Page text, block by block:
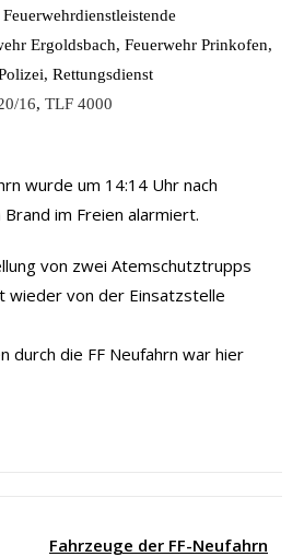
Feuerwehrdienstleistende
Ergoldsbach, Feuerwehr Prinkofen,
Rettungsdienst
16, TLF 4000
wurde um 14:14 Uhr nach
im Freien alarmiert.
von zwei Atemschutztrupps
wieder von der Einsatzstelle
durch die FF Neufahrn war hier
Fahrzeuge der FF-Neufahrn